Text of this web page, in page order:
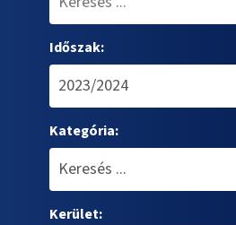
Időszak:
Kategória:
Kerület: